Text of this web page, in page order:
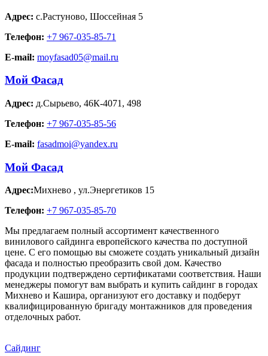
Адрес: с.Растуново, Шоссейная 5
Телефон: +7 967-035-85-71
E-mail: moyfasad05@mail.ru
Мой Фасад
Адрес: д.Сырьево, 46К-4071, 498
Телефон: +7 967-035-85-56
E-mail: fasadmoi@yandex.ru
Мой Фасад
Адрес:Михнево , ул.Энергетиков 15
Телефон: +7 967-035-85-70
Мы предлагаем полный ассортимент качественного
винилового сайдинга европейского качества по доступной
цене. С его помощью вы сможете создать уникальный дизайн
фасада и полностью преобразить свой дом. Качество
продукции подтверждено сертификатами соответствия. Наши
менеджеры помогут вам выбрать и купить сайдинг в городах
Михнево и Кашира, организуют его доставку и подберут
квалифицированную бригаду монтажников для проведения
отделочных работ.
Сайдинг